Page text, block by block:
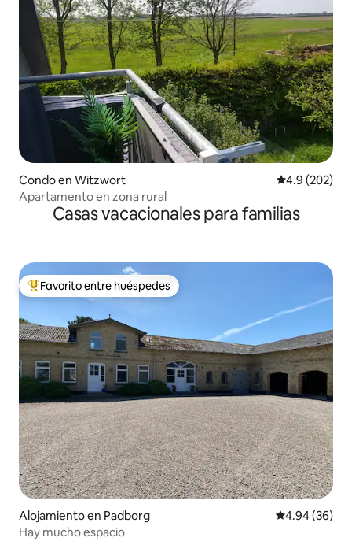
Condo en Witzwort Calificación
4.9 (202)
Apartamento en zona rural
Casas vacacionales para familias
Favorito entre huéspedes preferido
Favorito entre huéspedes
Alojamiento en Padborg Calificación
4.94 (36)
Hay mucho espacio